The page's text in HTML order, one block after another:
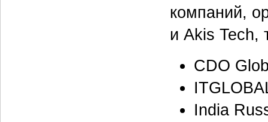
компаний,
и Akis Tech,
CDO
India